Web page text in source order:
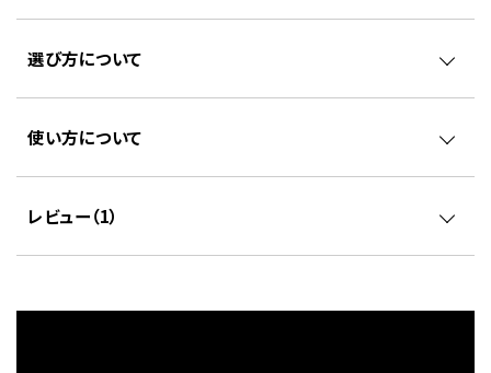
選び方について
使い方について
レビュー（1）